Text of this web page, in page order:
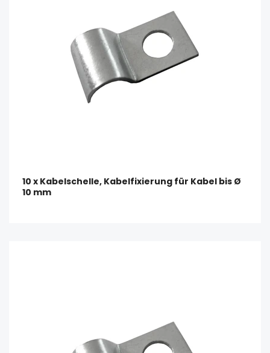
10 x Kabelschelle, Kabelfixierung für Kabel bis Ø
10 mm